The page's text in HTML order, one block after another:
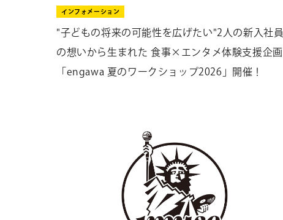
インフォメーション
"子どもの将来の可能性を広げたい"2人の新入社員
の想いから生まれた 食事×エンタメ体験支援企画
「engawa 夏のワークショップ2026」開催！